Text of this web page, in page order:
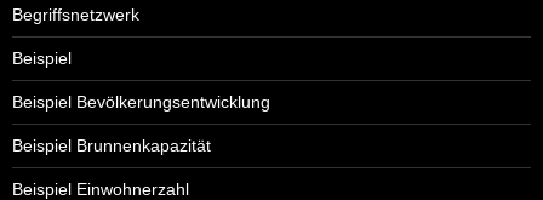
Begriffsnetzwerk
Beispiel
Beispiel Bevölkerungsentwicklung
Beispiel Brunnenkapazität
Beispiel Einwohnerzahl